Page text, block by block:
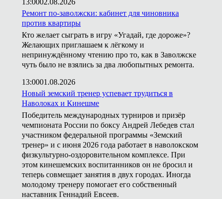
13:0002.08.2026
Ремонт по-заволжски: кабинет для чиновника
против квартиры
Кто желает сыграть в игру «Угадай, где дороже»?
Желающих приглашаем к лёгкому и
непринуждённому чтению про то, как в Заволжске
чуть было не взялись за два любопытных ремонта.
13:0001.08.2026
Новый земский тренер успевает трудиться в
Наволоках и Кинешме
Победитель международных турниров и призёр
чемпионата России по боксу Андрей Лебедев стал
участником федеральной программы «Земский
тренер» и с июня 2026 года работает в наволокском
физкультурно-оздоровительном комплексе. При
этом кинешемских воспитанников он не бросил и
теперь совмещает занятия в двух городах. Иногда
молодому тренеру помогает его собственный
наставник Геннадий Евсеев.